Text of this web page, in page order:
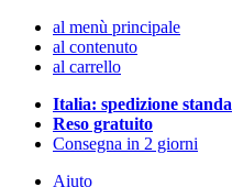
al menù principale
al contenuto
al carrello
Italia: spedizione
Reso gratuito
Consegna in 2 giorni
Aiuto